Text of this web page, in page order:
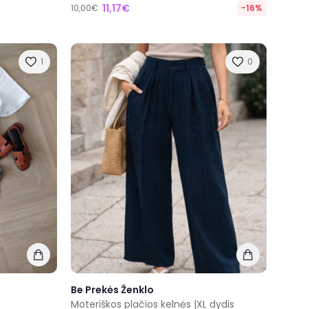
10,00€ 11,17€ -16%
1 0
Be Prekės Ženklo
Moteriškos plačios kelnės |XL dydis